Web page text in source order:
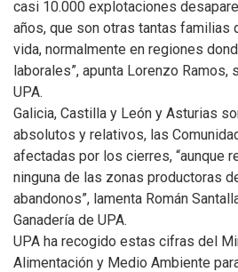
casi 10.000 explotaciones
años, que son otras tantas familias
vida, normalmente en regiones
laborales”, apunta Lorenzo Ramos,
UPA.
Galicia, Castilla y León y Asturias
absolutos y relativos, las
afectadas por los cierres, “aunque
ninguna de las zonas productoras
abandonos”, lamenta Román
Ganadería de UPA.
UPA ha recogido estas cifras del
Alimentación y Medio Ambiente